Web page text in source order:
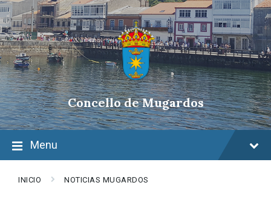
Skip
to
content
Skip
to
main
navigation
Skip
to
footer
Concello de Mugardos
Menu
INICIO NOTICIAS MUGARDOS